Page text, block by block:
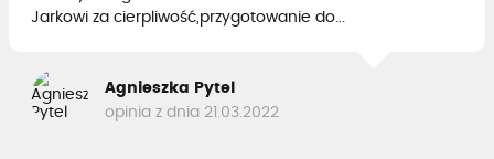
Jarkowi za cierpliwość,przygotowanie do...
Agnieszka Pytel
opinia z dnia 21.03.2022